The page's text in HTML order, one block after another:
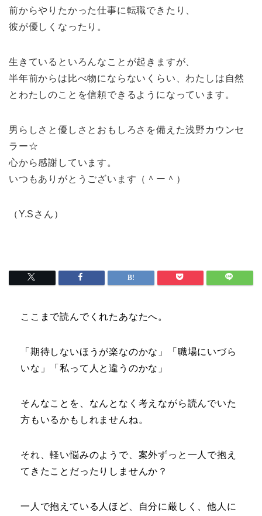
前からやりたかった仕事に転職できたり、
彼が優しくなったり。
生きているといろんなことが起きますが、
半年前からは比べ物にならないくらい、わたしは自然
とわたしのことを信頼できるようになっています。
男らしさと優しさとおもしろさを備えた浅野カウンセ
ラー☆
心から感謝しています。
いつもありがとうございます（＾ー＾）
（Y.Sさん）
ここまで読んでくれたあなたへ。
「期待しないほうが楽なのかな」「職場にいづら
いな」「私って人と違うのかな」
そんなことを、なんとなく考えながら読んでいた
方もいるかもしれませんね。
それ、軽い悩みのようで、案外ずっと一人で抱え
てきたことだったりしませんか？
一人で抱えている人ほど、自分に厳しく、他人に